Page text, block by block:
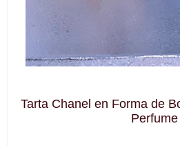
Tarta Chanel en Forma de
Perfume